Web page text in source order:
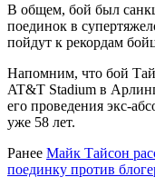
В общем, бой был
поединок в
пойдут к рекордам
Напомним, что бой
AT&T Stadium в
его проведения экс-
уже 58 лет.
Ранее Майк Тайсон
поединку против